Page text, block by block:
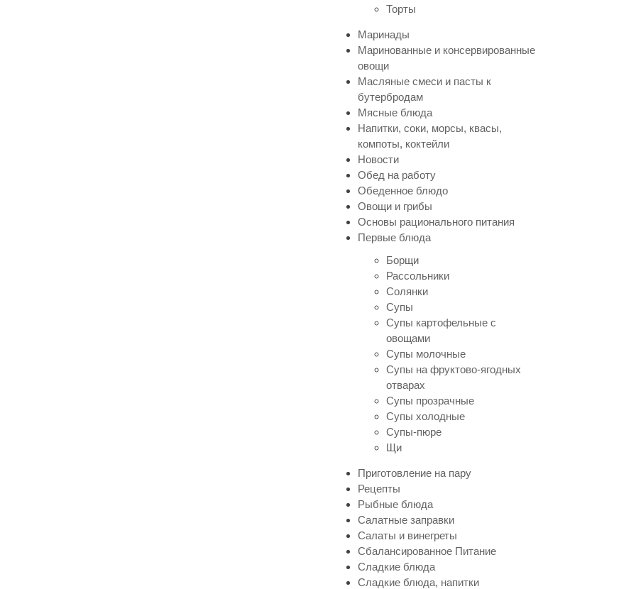
Торты
Маринады
Маринованные и консервированные
овощи
Масляные смеси и пасты к
бутербродам
Мясные блюда
Напитки, соки, морсы, квасы,
компоты, коктейли
Новости
Обед на работу
Обеденное блюдо
Овощи и грибы
Основы рационального питания
Первые блюда
Борщи
Рассольники
Солянки
Супы
Супы картофельные с
овощами
Супы молочные
Супы на фруктово-ягодных
отварах
Супы прозрачные
Супы холодные
Супы-пюре
Щи
Приготовление на пару
Рецепты
Рыбные блюда
Салатные заправки
Салаты и винегреты
Сбалансированное Питание
Сладкие блюда
Сладкие блюда, напитки